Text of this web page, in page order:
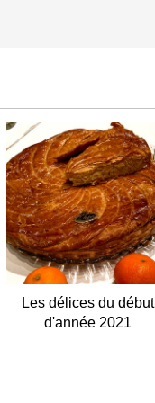
Les délices du début
d'année 2021